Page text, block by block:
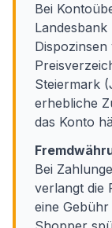
Bei
Dispozinsen
Steiermark
erhebliche
das Konto
Bei
verlangt die
eine